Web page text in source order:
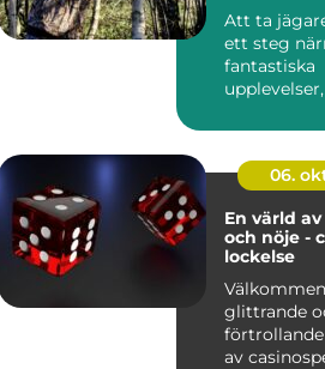
Att ta
ett steg
fantastiska
06.
En värld
och nöje -
lockelse
glittrande
av